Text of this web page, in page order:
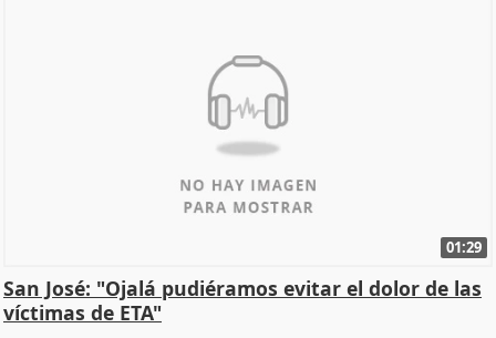
01:29
San José: "Ojalá pudiéramos evitar el dolor de las
víctimas de ETA"